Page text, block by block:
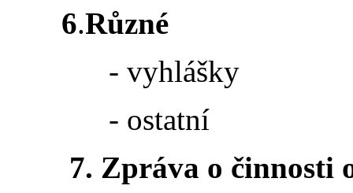
6.Různé
- vyhlášky
- ostatní
7. Zpráva o činnosti